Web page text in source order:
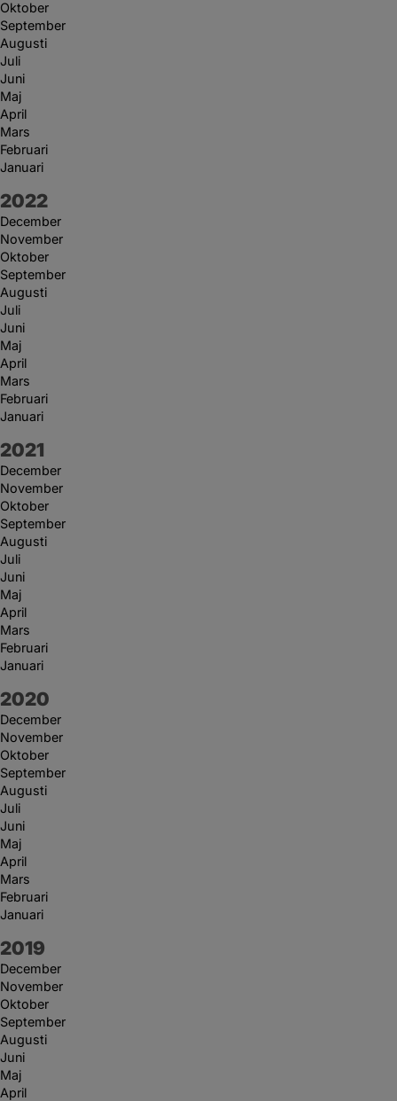
Oktober
September
Augusti
Juli
Juni
Maj
April
Mars
Februari
Januari
År:
2022
December
November
Oktober
September
Augusti
Juli
Juni
Maj
April
Mars
Februari
Januari
År:
2021
December
November
Oktober
September
Augusti
Juli
Juni
Maj
April
Mars
Februari
Januari
År:
2020
December
November
Oktober
September
Augusti
Juli
Juni
Maj
April
Mars
Februari
Januari
År:
2019
December
November
Oktober
September
Augusti
Juni
Maj
April